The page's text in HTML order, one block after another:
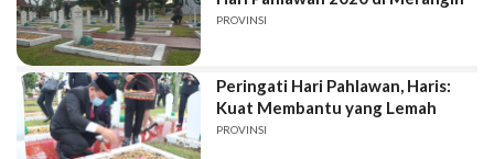
PROVINSI
Peringati Hari Pahlawan, Haris:
Kuat Membantu yang Lemah
PROVINSI